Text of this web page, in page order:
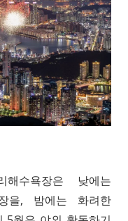
수욕장은 낮에는
을, 밤에는 화려한